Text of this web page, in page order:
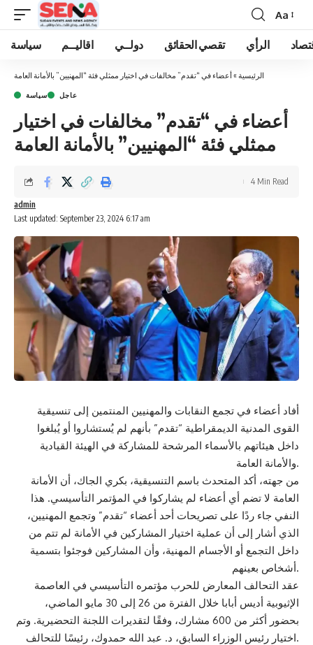
Font
Resizer
Aa
سياسة اقاليــم دولــي تقصي الحقائق الرأي
الرئيسية »أعضاء في “تقدم” مخالفات في اختيار ممثلي فئة “المهنيين” بالأمانة العامة
سياسة عاجل
أعضاء في “تقدم” مخالفات في اختيار
ممثلي فئة “المهنيين” بالأمانة العامة
Last updated: September 23, 2024 6:17 am
admin
4 Min Read
أفاد أعضاء في تجمع النقابات والمهنيين المنتمين إلى تنسيقية
القوى المدنية الديمقراطية “تقدم” بأنهم لم يُستشاروا أو يُبلغوا
داخل هيئاتهم بالأسماء المرشحة للمشاركة في الهيئة القيادية
والأمانة العامة.
من جهته، أكد المتحدث باسم التنسيقية، بكري الجاك، أن الأمانة
العامة لا تضم أي أعضاء لم يشاركوا في المؤتمر التأسيسي. هذا
النفي جاء ردًا على تصريحات أحد أعضاء “تقدم” وتجمع المهنيين،
الذي أشار إلى أن عملية اختيار المشاركين في الأمانة لم تتم من
داخل التجمع أو الأجسام المهنية، وأن المشاركين فوجئوا بتسمية
أشخاص بعينهم.
عقد التحالف المعارض للحرب مؤتمره التأسيسي في العاصمة
الإثيوبية أديس أبابا خلال الفترة من 26 إلى 30 مايو الماضي،
بحضور أكثر من 600 مشارك، وفقًا لتقديرات اللجنة التحضيرية. وتم
اختيار رئيس الوزراء السابق، د. عبد الله حمدوك، رئيسًا للتحالف.